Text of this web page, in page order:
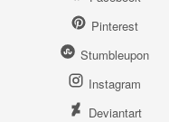
Pinterest
Stumbleupon
Instagram
Deviantart